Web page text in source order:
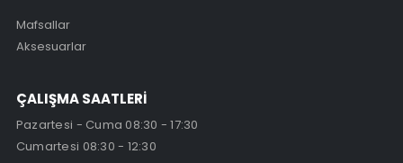
Mafsallar
Aksesuarlar
ÇALIŞMA SAATLERİ
Pazartesi - Cuma 08:30 - 17:30
Cumartesi 08:30 - 12:30